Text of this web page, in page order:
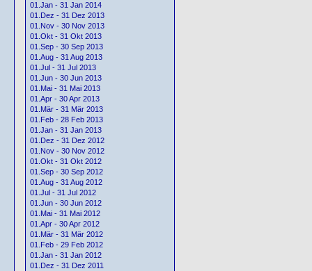
01.Jan - 31 Jan 2014
01.Dez - 31 Dez 2013
01.Nov - 30 Nov 2013
01.Okt - 31 Okt 2013
01.Sep - 30 Sep 2013
01.Aug - 31 Aug 2013
01.Jul - 31 Jul 2013
01.Jun - 30 Jun 2013
01.Mai - 31 Mai 2013
01.Apr - 30 Apr 2013
01.Mär - 31 Mär 2013
01.Feb - 28 Feb 2013
01.Jan - 31 Jan 2013
01.Dez - 31 Dez 2012
01.Nov - 30 Nov 2012
01.Okt - 31 Okt 2012
01.Sep - 30 Sep 2012
01.Aug - 31 Aug 2012
01.Jul - 31 Jul 2012
01.Jun - 30 Jun 2012
01.Mai - 31 Mai 2012
01.Apr - 30 Apr 2012
01.Mär - 31 Mär 2012
01.Feb - 29 Feb 2012
01.Jan - 31 Jan 2012
01.Dez - 31 Dez 2011